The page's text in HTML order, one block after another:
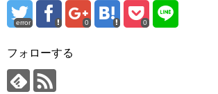
error 0 0
フォローする